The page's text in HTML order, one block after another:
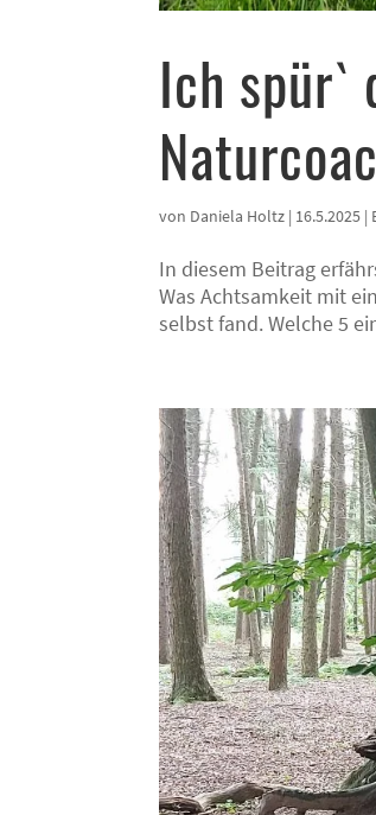
Ich spür`
von Daniela Holtz | 16.5.2025 |
In diesem Beitrag
Was Achtsamkeit mit
selbst fand. Welche 5